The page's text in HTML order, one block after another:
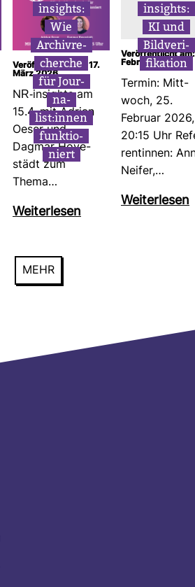
insights:
Wie
Archiv­re­
cherche
für Jour­
na­
list:innen
funk­tio­
niert
Ver­öf­fent­licht am: 17.
März 2026
NR-​insights am
15.4. mit Adrian
Oeser und
Dagmar Hove­
städt zum
Thema…
Wei­ter­lesen
insights:
KI und
Bild­ve­ri­
fi­ka­tion
Ver­öf­fent­licht am:
Februar 2026
Termin: Mitt­
woch, 25.
Februar
20:15 Uhr
ren­tinnen:
Neifer,…
Wei­ter­lesen
MEHR